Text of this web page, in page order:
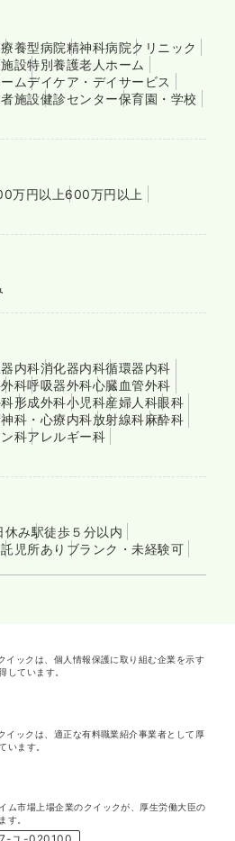
療養型病院精神科病院クリニック
設特別養護老人ホーム
ムデイケア・デイサービス
施設健診センター保育園・学校
万円以上600万円以上
内科消化器内科循環器内科
外科呼吸器外科心臓血管外科
形成外科小児科産婦人科眼科
科・心療内科放射線科麻酔科
科アレルギー科
休み駅徒歩５分以内
託児所あり ブランク・未経験可
ックは、個人情報保護に取り組む企業を示す
しています。
ックは、適正な有料職業紹介事業者として厚
います。
ム市場上場企業のクイックが、厚生労働大臣の
す。